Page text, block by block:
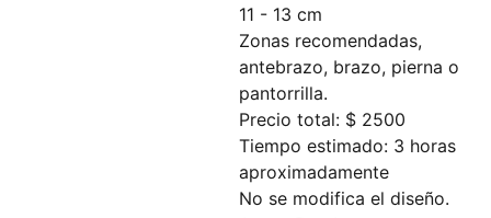
11 - 13 cm
Zonas recomendadas,
antebrazo, brazo, pierna o
pantorrilla.
Precio total: $ 2500
Tiempo estimado: 3 horas
aproximadamente
No se modifica el diseño.